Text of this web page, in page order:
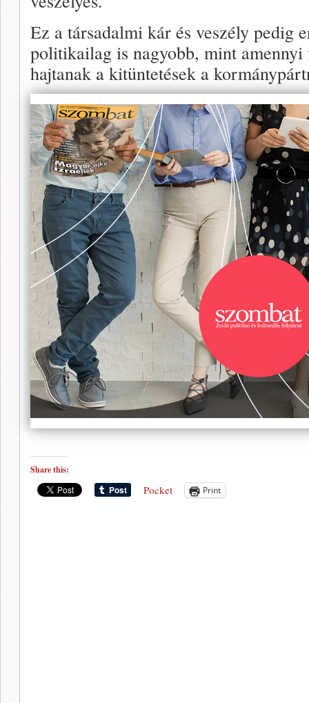
Ez a társadalmi kár és veszély pedig
politikailag is nagyobb, mint amennyi
hajtanak a kitüntetések a
Share this:
Pocket Print